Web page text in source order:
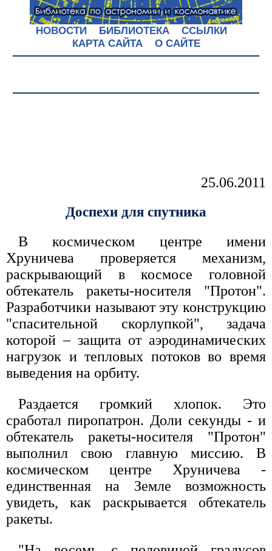
НОВОСТИ БИБЛИОТЕКА
ССЫЛКИ
КАРТА САЙТА
О САЙТЕ
25.06.2011
Доспехи для спутника
В космическом центре имени
Хруничева проверяется механизм,
раскрывающий в космосе головной
обтекатель ракеты-носителя "Протон".
Разработчики называют эту конструкцию
"спасительной скорлупкой", задача
которой – защита от аэродинамических
нагрузок и тепловых потоков во время
выведения на орбиту.
Раздается громкий хлопок. Это
сработал пиропатрон. Доли секунды - и
обтекатель ракеты-носителя "Протон"
выполнил свою главную миссию. В
космическом центре Хруничева -
единственная на Земле возможность
увидеть, как раскрывается обтекатель
ракеты.